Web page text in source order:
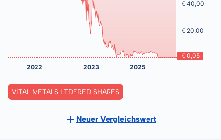
VITAL METALS LTDERED SHARES
Neuer Vergleichswert